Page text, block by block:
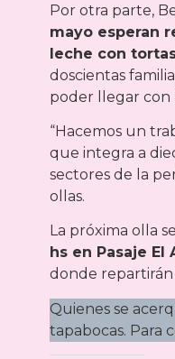
Por otra parte,
mayo esperan
leche con
doscientas
poder llegar con
“Hacemos un
que integra a
sectores de la
ollas.
La próxima olla
hs en Pasaje
donde repartirán
Quienes se
tapabocas. Para